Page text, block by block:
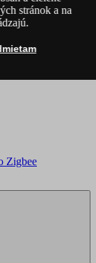
Zigbee
stránok a na